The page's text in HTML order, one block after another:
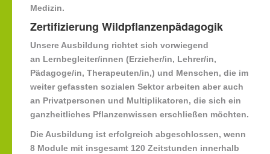
Medizin.
Zertifizierung Wildpflanzenpädagogik
Unsere Ausbildung richtet sich vorwiegend
an Lernbegleiter/innen (Erzieher/in, Lehrer/in,
Pädagoge/in, Therapeuten/in,) und Menschen, die im
weiter gefassten sozialen Sektor arbeiten aber auch
an Privatpersonen und Multiplikatoren, die sich ein
ganzheitliches Pflanzenwissen erschließen möchten.
Die Ausbildung ist erfolgreich abgeschlossen, wenn
8 Module mit insgesamt 120 Zeitstunden innerhalb